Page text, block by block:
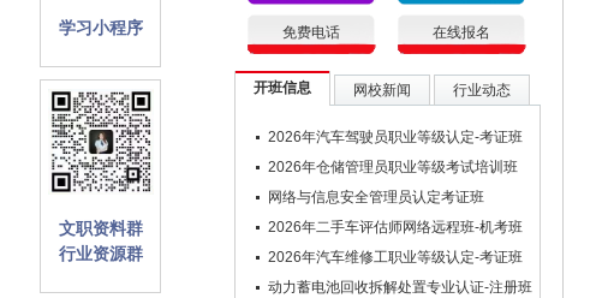
免费电话 在线报名
开班信息 网校新闻 行业动态
2026年汽车驾驶员职业等级认定-考证班
2026年仓储管理员职业等级考试培训班
网络与信息安全管理员认定考证班
2026年二手车评估师网络远程班-机考班
2026年汽车维修工职业等级认定-考证班
动力蓄电池回收拆解处置专业认证-注册班
学习小程序
文职资料群
行业资源群